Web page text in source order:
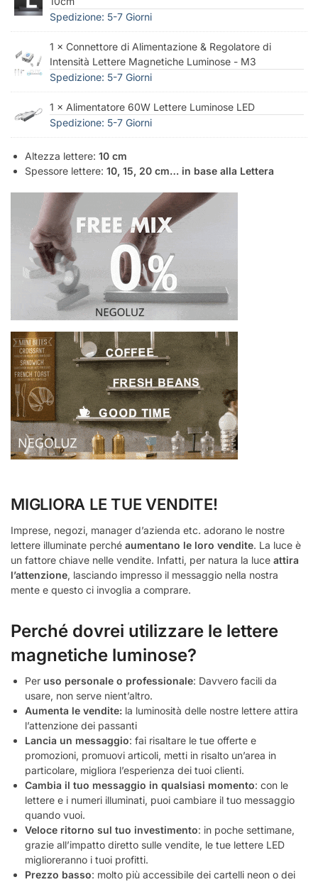
Spedizione: 5-7 Giorni
1 × Connettore di Alimentazione & Regolatore di
Intensità Lettere Magnetiche Luminose - M3
Spedizione: 5-7 Giorni
1 × Alimentatore 60W Lettere Luminose LED
Spedizione: 5-7 Giorni
Altezza lettere: 10 cm
Spessore lettere: 10, 15, 20 cm… in base alla Lettera
MIGLIORA LE TUE VENDITE!
Imprese, negozi, manager d’azienda etc. adorano le nostre
lettere illuminate perché aumentano le loro vendite. La luce è
un fattore chiave nelle vendite. Infatti, per natura la luce attira
l’attenzione, lasciando impresso il messaggio nella nostra
mente e questo ci invoglia a comprare.
Perché dovrei utilizzare le lettere
magnetiche luminose?
Per uso personale o professionale: Davvero facili da
usare, non serve nient’altro.
Aumenta le vendite: la luminosità delle nostre lettere attira
l’attenzione dei passanti
Lancia un messaggio: fai risaltare le tue offerte e
promozioni, promuovi articoli, metti in risalto un’area in
particolare, migliora l’esperienza dei tuoi clienti.
Cambia il tuo messaggio in qualsiasi momento: con le
lettere e i numeri illuminati, puoi cambiare il tuo messaggio
quando vuoi.
Veloce ritorno sul tuo investimento: in poche settimane,
grazie all’impatto diretto sulle vendite, le tue lettere LED
miglioreranno i tuoi profitti.
Prezzo basso: molto più accessibile dei cartelli neon o dei